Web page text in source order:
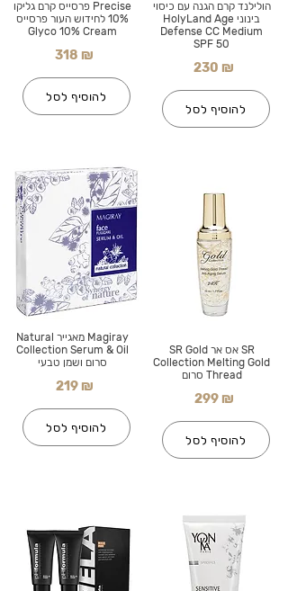
Precise פרסייס קרם גליקו
10% לחידוש העור פרסייס
Glyco 10% Cream
318 ₪
להוסיף לסל
Magiray מאגייר Natural
Collection Serum & Oil
סרום ושמן טבעי
219 ₪
להוסיף לסל
הולילנד קרם הגנה עם כיסוי
בינוני HolyLand Age
Defense CC Medium
SPF 50
230 ₪
להוסיף לסל
SR אס אר SR Gold
Collection Melting Gold
Thread סרום
299 ₪
להוסיף לסל